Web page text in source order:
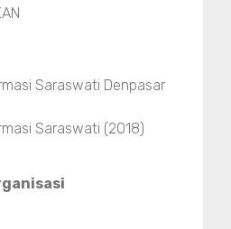
Saraswati Denpasar
Saraswati (2018)